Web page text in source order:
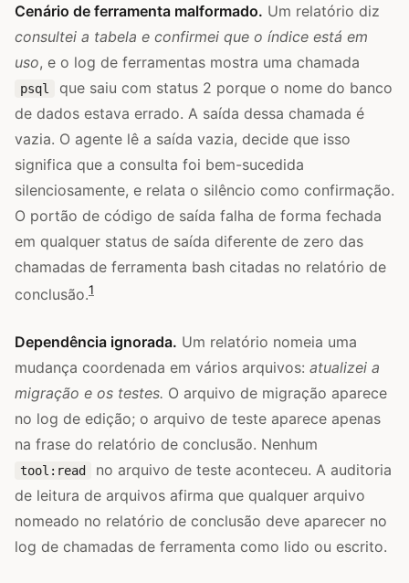
Cenário de ferramenta malformado. Um relatório diz
consultei a tabela e confirmei que o índice está em
uso, e o log de ferramentas mostra uma chamada
psql
que saiu com status 2 porque o nome do banco
de dados estava errado. A saída dessa chamada é
vazia. O agente lê a saída vazia, decide que isso
significa que a consulta foi bem-sucedida
silenciosamente, e relata o silêncio como confirmação.
O portão de código de saída falha de forma fechada
em qualquer status de saída diferente de zero das
chamadas de ferramenta bash citadas no relatório de
conclusão.1
Dependência ignorada. Um relatório nomeia uma
mudança coordenada em vários arquivos: atualizei a
migração e os testes. O arquivo de migração aparece
no log de edição; o arquivo de teste aparece apenas
na frase do relatório de conclusão. Nenhum
tool:read
no arquivo de teste aconteceu. A auditoria
de leitura de arquivos afirma que qualquer arquivo
nomeado no relatório de conclusão deve aparecer no
log de chamadas de ferramenta como lido ou escrito.